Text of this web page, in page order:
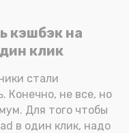
кэшбэк на
клик
стали
Конечно, не все, но
Для того чтобы
в один клик, надо